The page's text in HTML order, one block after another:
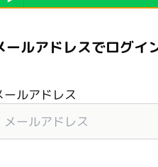
ールアドレスでログイ
ールアドレス